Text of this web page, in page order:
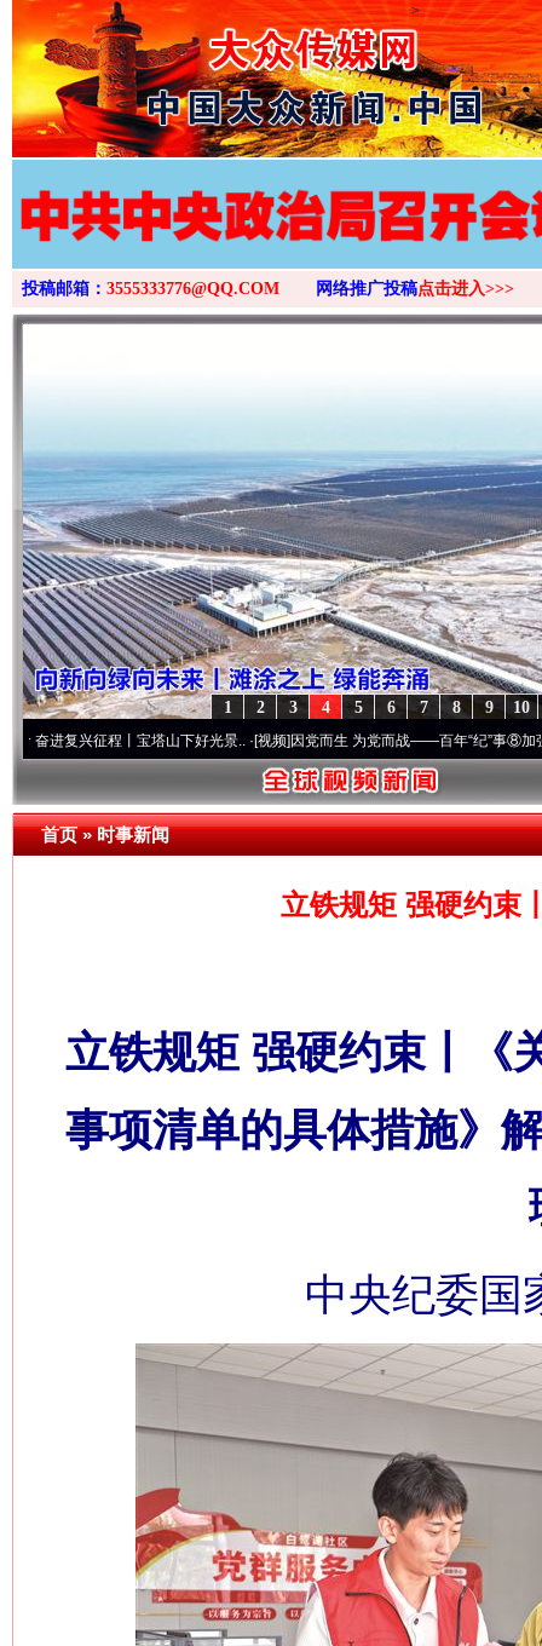
>
投稿邮箱： 3555333776@QQ.COM 网络推广投稿点击进入>>>
10
9
8
7
6
5
4
3
2
1
程丨宝塔山下好光景..·[视频]因党而生 为党而战——百年“纪”事⑧加强纪律..·[视
首页»时事新闻
立铁规矩 强硬约束
立铁规矩 强硬约束丨《
事项清单的具体措施》
中央纪委国